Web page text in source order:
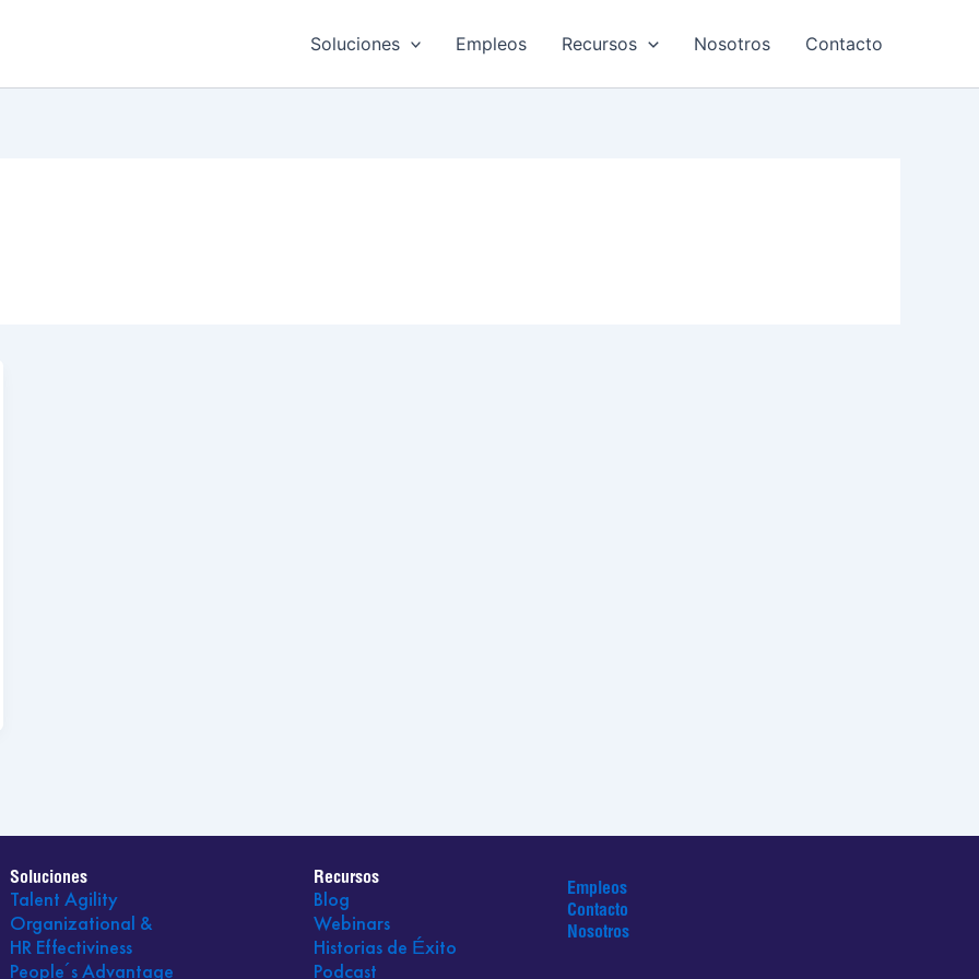
Soluciones Empleos Recursos Nosotros Contacto
Soluciones
Talent Agility
Organizational &
HR Effectiviness
People´s Advantage
Recursos
Blog
Webinars
Historias de Éxito
Podcast
Empleos
Contacto
Nosotros